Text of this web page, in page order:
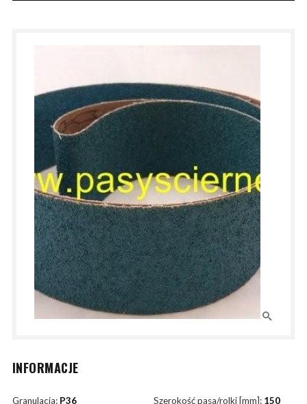
INFORMACJE
Granulacja: P36 Szerokość pasa/rolki [mm]: 150